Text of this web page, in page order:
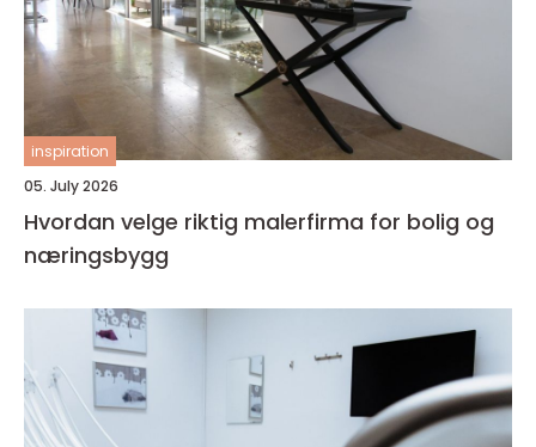
inspiration
05. July 2026
Hvordan velge riktig malerfirma for bolig og
næringsbygg